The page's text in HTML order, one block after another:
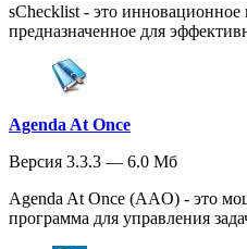
sChecklist - это инновационное
предназначенное для
Agenda At Once
Версия 3.3.3 — 6.0 Мб
Agenda At Once (AAO) - это
программа для управления